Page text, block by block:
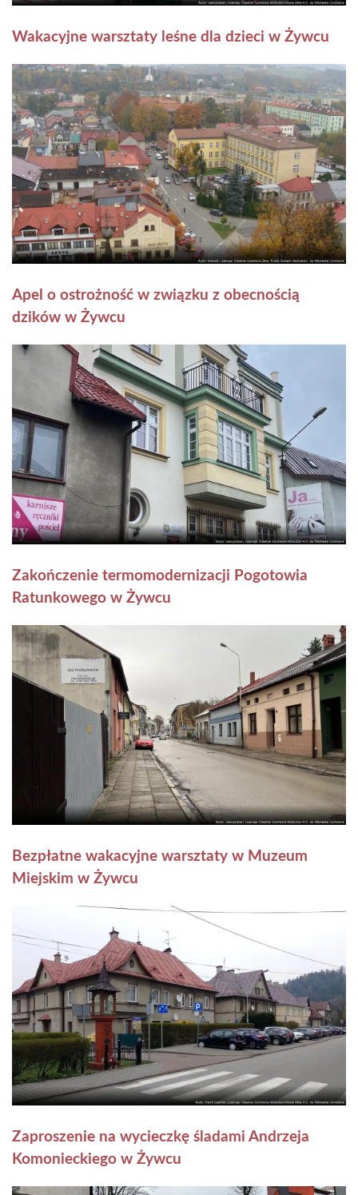
Wakacyjne warsztaty leśne dla dzieci w Żywcu
Apel o ostrożność w związku z obecnością
dzików w Żywcu
Zakończenie termomodernizacji Pogotowia
Ratunkowego w Żywcu
Bezpłatne wakacyjne warsztaty w Muzeum
Miejskim w Żywcu
Zaproszenie na wycieczkę śladami Andrzeja
Komonieckiego w Żywcu